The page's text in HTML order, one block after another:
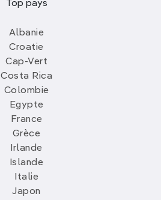
Top pays
Albanie
Croatie
Cap-Vert
Costa Rica
Colombie
Egypte
France
Grèce
Irlande
Islande
Italie
Japon